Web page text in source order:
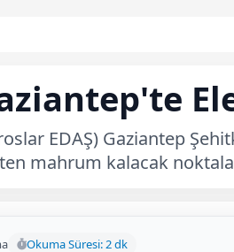
EDAŞ) Gaziantep
mahrum kalacak
Okuma Süresi: 2 dk